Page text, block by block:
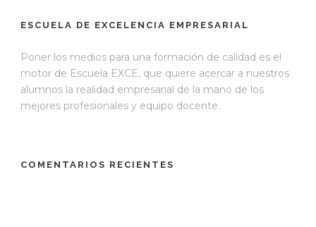
ESCUELA DE EXCELENCIA EMPRESARIAL
Poner los medios para una formación de calidad es el
motor de Escuela EXCE, que quiere acercar a nuestros
alumnos la realidad empresarial de la mano de los
mejores profesionales y equipo docente.
COMENTARIOS RECIENTES